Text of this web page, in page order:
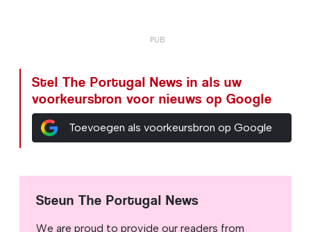
Stel The Portugal News in als uw
voorkeursbron voor nieuws op Google
Toevoegen als voorkeursbron op Google
Steun The Portugal News
We are proud to provide our readers from